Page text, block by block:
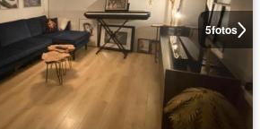
5fotos